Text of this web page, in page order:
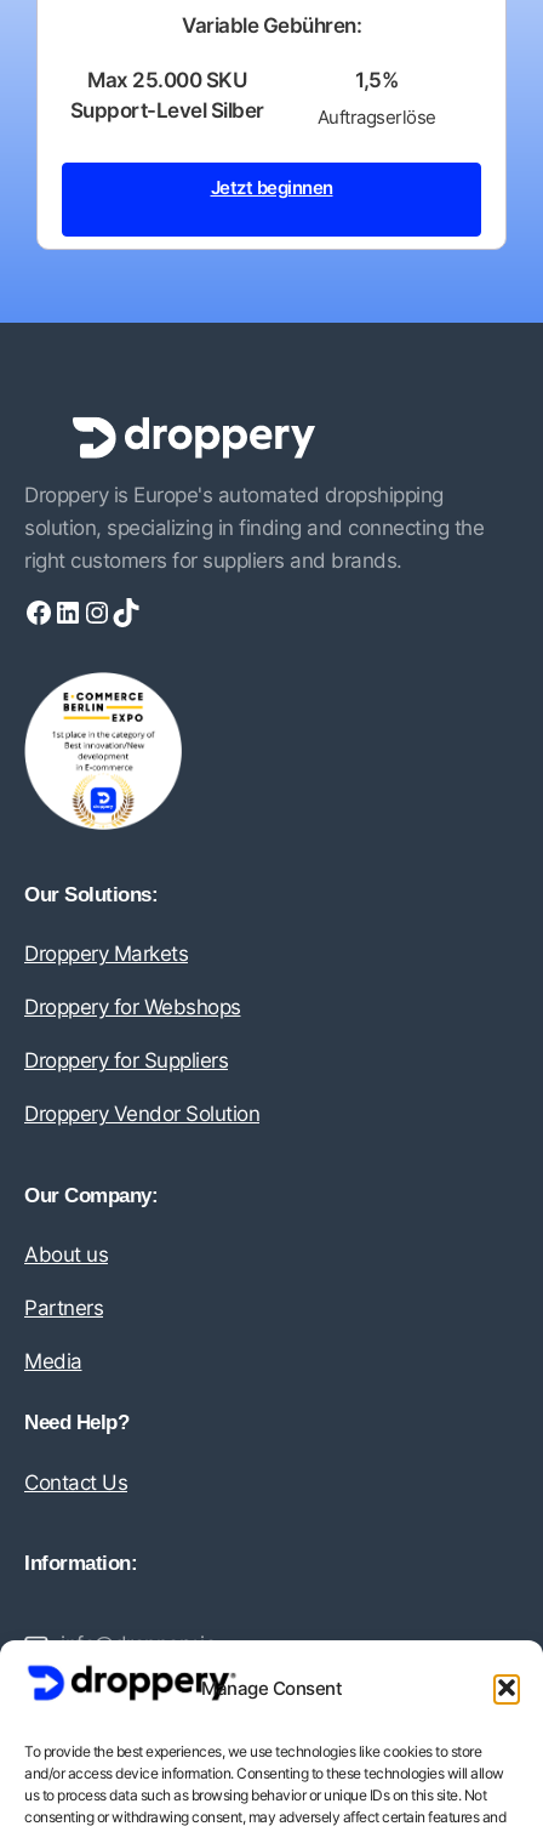
Manage Consent
To provide the best experiences, we use technologies like cookies to store
and/or access device information. Consenting to these technologies will allow
us to process data such as browsing behavior or unique IDs on this site. Not
consenting or withdrawing consent, may adversely affect certain features and
Variable Gebühren:
Max 25.000 SKU
Support-Level Silber
1,5%
Auftragserlöse
Jetzt beginnen
Droppery is Europe's automated dropshipping
solution, specializing in finding and connecting the
right customers for suppliers and brands.
Facebook LinkedIn InstagramTikTok
Our Solutions:
Droppery Markets
Droppery for Webshops
Droppery for Suppliers
Droppery Vendor Solution
Our Company:
About us
Partners
Media
Need Help?
Contact Us
Information:
info@droppery.io
Vossiusstraat 20-2
1071AD Amsterdam